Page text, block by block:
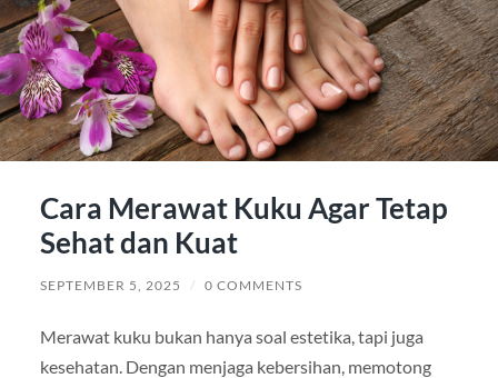
Cara Merawat Kuku Agar Tetap
Sehat dan Kuat
SEPTEMBER 5, 2025 / 0 COMMENTS
Merawat kuku bukan hanya soal estetika, tapi juga
kesehatan. Dengan menjaga kebersihan, memotong